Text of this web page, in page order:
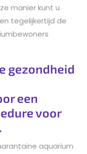
manier kunt u
tegelijkertijd de
gezondheid
een
voor
aquarium